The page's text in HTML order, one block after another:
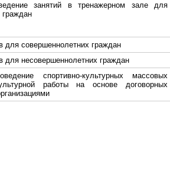
занятий в тренажерном зале для
граждан
для совершеннолетних граждан
для несовершеннолетних граждан
спортивно-культурных массовых
работы на основе договорных